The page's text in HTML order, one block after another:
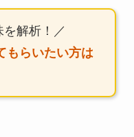
解析！／
もらいたい方は